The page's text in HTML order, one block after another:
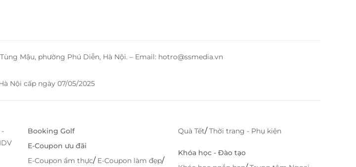
Mậu, phường Phú Diễn, Hà Nội. – Email: hotro@ssmedia.vn
Nội cấp ngày 07/05/2025
-
Booking Golf
E-Coupon ưu đãi
E-Coupon ẩm thực/ E-Coupon làm đẹp/
Quà Tết/Thời trang - Phụ kiện
Khóa học - Đào tạo